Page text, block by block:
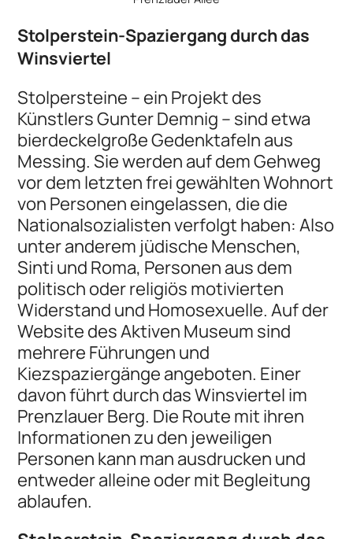
Stolperstein-Spaziergang durch das
Winsviertel
Stolpersteine – ein Projekt des
Künstlers Gunter Demnig – sind etwa
bierdeckelgroße Gedenktafeln aus
Messing. Sie werden auf dem Gehweg
vor dem letzten frei gewählten Wohnort
von Personen eingelassen, die die
Nationalsozialisten verfolgt haben: Also
unter anderem jüdische Menschen,
Sinti und Roma, Personen aus dem
politisch oder religiös motivierten
Widerstand und Homosexuelle. Auf der
Website des Aktiven Museum sind
mehrere Führungen und
Kiezspaziergänge angeboten. Einer
davon führt durch das Winsviertel im
Prenzlauer Berg. Die Route mit ihren
Informationen zu den jeweiligen
Personen kann man ausdrucken und
entweder alleine oder mit Begleitung
ablaufen.